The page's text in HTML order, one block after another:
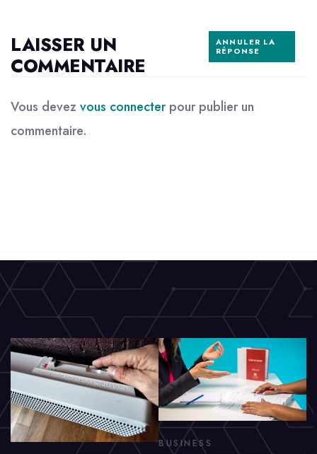
LAISSER UN
COMMENTAIRE
ANNULER LA
RÉPONSE
Vous devez vous connecterpour publier un
commentaire.
BUSINESS